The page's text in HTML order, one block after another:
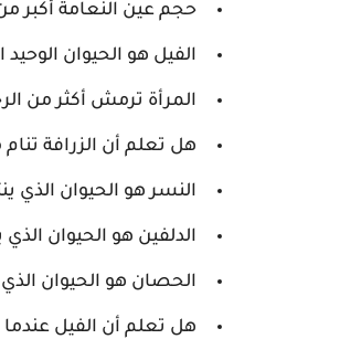
حجم عين النعامة أكبر
الفيل هو الحيوان
المرأة ترمش أكثر من
هل تعلم أن الزرافة
النسر هو الحيوان الذي
الدلفين هو الحيوان
الحصان هو الحيوان
هل تعلم أن الفيل عندما